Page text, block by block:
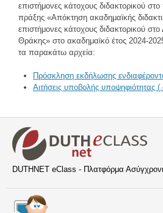
επιστήμονες κάτοχους διδακτορικού
πράξης «Απόκτηση ακαδημαϊκής
επιστήμονες κάτοχους διδακτορικού στο
Θράκης» στο ακαδημαϊκό έτος 2024-
τα παρακάτω αρχεία:
Πρόσκληση εκδήλωσης
Αιτήσεις υποβολής υποψηφιότητας
DUTHNET eClass - Πλατφόρμα